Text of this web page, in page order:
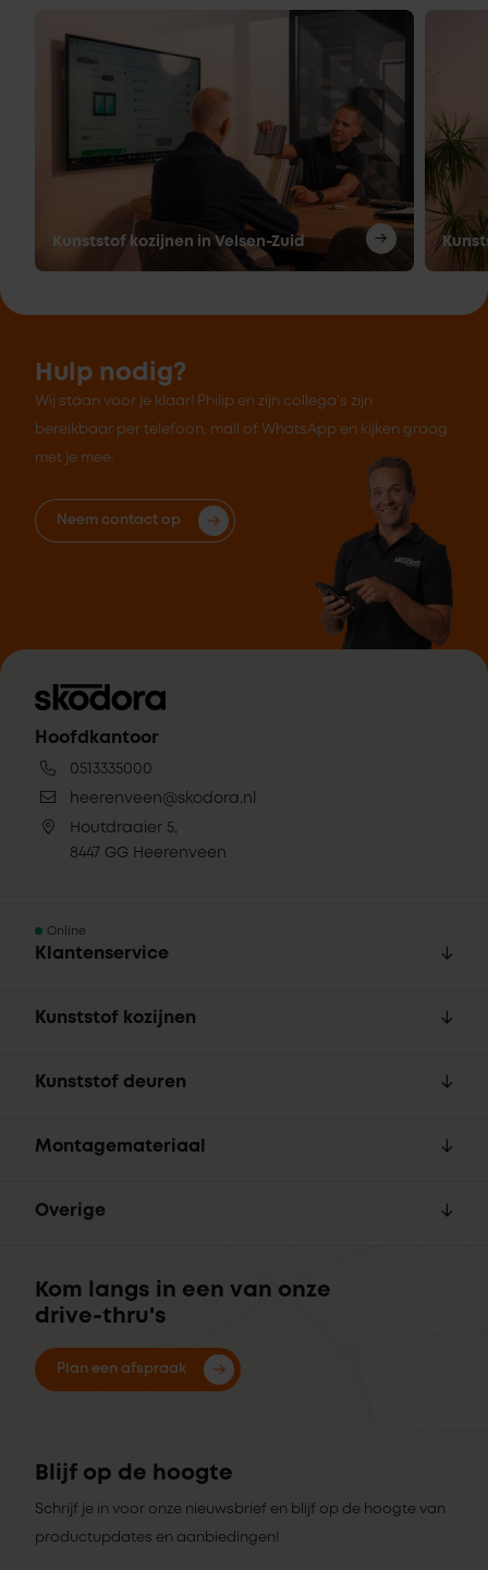
Kunststof kozijnen in Velsen-Zuid
Hulp nodig?
Wij staan voor je klaar! Philip en zijn collega's zijn
bereikbaar per telefoon, mail of WhatsApp en kijken graag
met je mee.
Neem contact op
Hoofdkantoor
0513335000
heerenveen@skodora.nl
Houtdraaier 5,
8447 GG Heerenveen
Online
Klantenservice
Kunststof kozijnen
Kunststof deuren
Montagemateriaal
Overige
Kom langs in een van onze
drive-thru's
Plan een afspraak
Blijf op de hoogte
Schrijf je in voor onze nieuwsbrief en blijf op de hoogte van
productupdates en aanbiedingen!